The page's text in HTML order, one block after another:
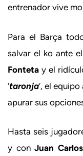
entrenador vive
Para el Barça
salvar el ko ante
Fonteta y el
‘taronja‘, el
apurar sus
Hasta seis
y conJuan